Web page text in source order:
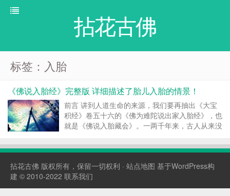
拈花古佛
标签：入胎
《佛说入胎经》完整版 详细描述了胎儿入胎的情景！
前言 讲到人道生命的来源，我们要再抽出《大宝
积经》卷五十六的《佛为难陀说出家入胎经》，也
就是《佛说入胎藏会》。一两千年来，古人从来没
其实这是很重要的，它涉及心物一元——尤其以人
的转化，都有关...
拈花古佛 版权所有，保留一切权利 · 站点地图 基于WordPress构
建 © 2010-2022 联系我们